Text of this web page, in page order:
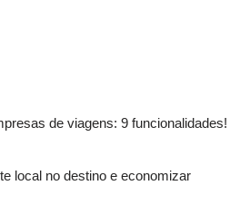
de viagens: 9 funcionalidades!
local no destino e economizar